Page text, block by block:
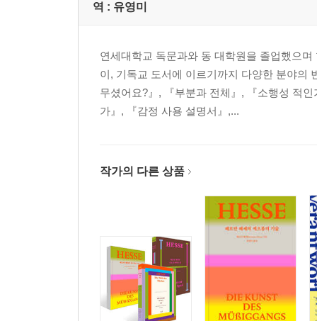
역 : 유영미
연세대학교 독문과와 동 대학원을 졸업했으
이, 기독교 도서에 이르기까지 다양한 분야의
무셨어요?』, 『부분과 전체』, 『소행성 적
가』, 『감정 사용 설명서』,...
작가의 다른 상품